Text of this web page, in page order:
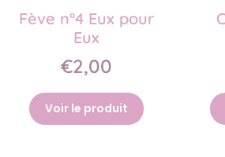
Fève n°4 Eux pour
Eux
€2,00
Voir le produit